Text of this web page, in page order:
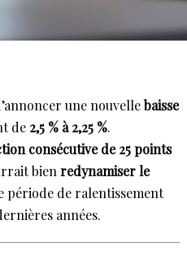
une nouvellebaisse
de 2,5 % à 2,25 %.
consécutive de 25 points
bien redynamiser le
période de ralentissement
années.